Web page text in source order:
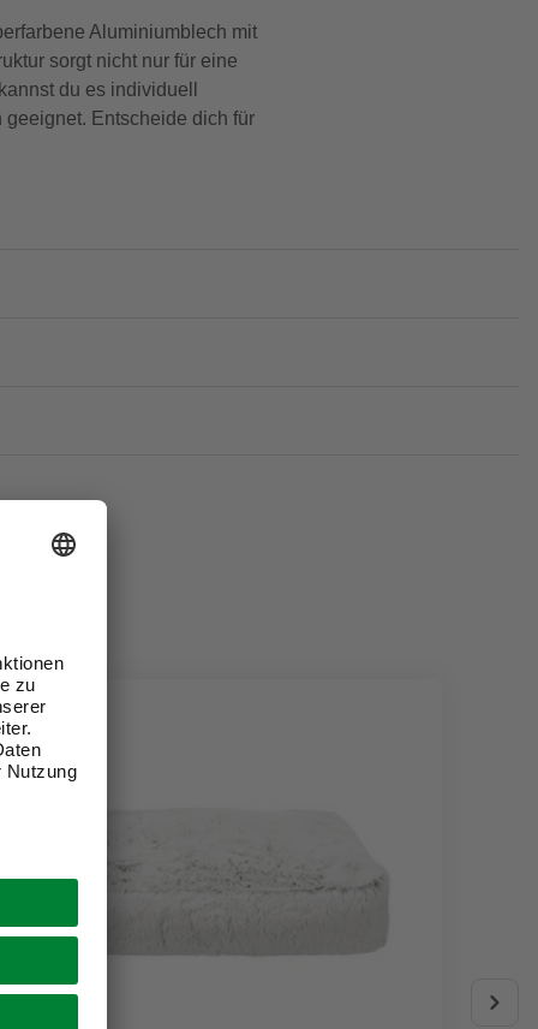
Aluminiumblech mit
sorgt nicht nur für eine
du es individuell
Entscheide dich für